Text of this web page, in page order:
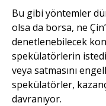
Bu gibi yöntemler
olsa da borsa, ne
denetlenebilecek
spekülatörlerin
veya satmasını
spekülatörler,
davranıyor.